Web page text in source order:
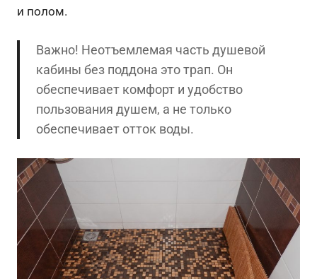
и полом.
Важно! Неотъемлемая часть душевой
кабины без поддона это трап. Он
обеспечивает комфорт и удобство
пользования душем, а не только
обеспечивает отток воды.